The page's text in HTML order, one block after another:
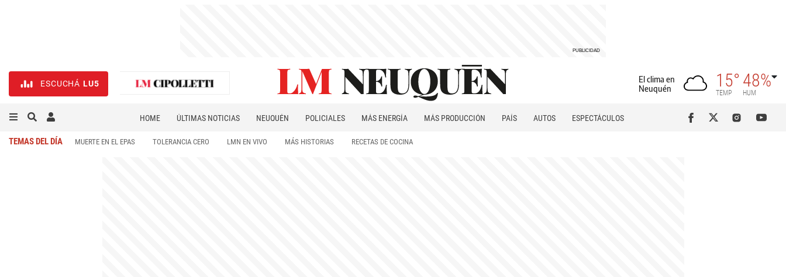
ESCUCHÁ LU5
El clima en
Neuquén
15°
TEMP
48%
HUM
HOME ÚLTIMAS NOTICIAS NEUQUÉN POLICIALES MÁS ENERGÍA MÁS PRODUCCIÓN PAÍS AUTOS
ESPECTÁCULOS
TEMAS DEL DÍA MUERTE EN EL EPAS TOLERANCIA CERO LMN EN VIVO MÁS HISTORIAS RECETAS DE COCINA